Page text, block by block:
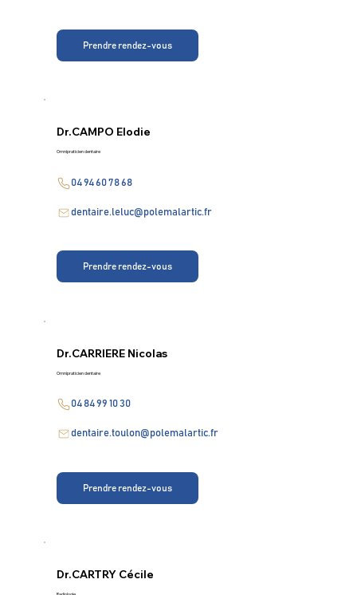
Prendre rendez-vous
Dr.CAMPO Elodie
Omnipraticien dentaire
04 94 60 78 68
dentaire.leluc@polemalartic.fr
Prendre rendez-vous
Dr.CARRIERE Nicolas
Omnipraticien dentaire
04 84 99 10 30
dentaire.toulon@polemalartic.fr
Prendre rendez-vous
Dr.CARTRY Cécile
Radiologie